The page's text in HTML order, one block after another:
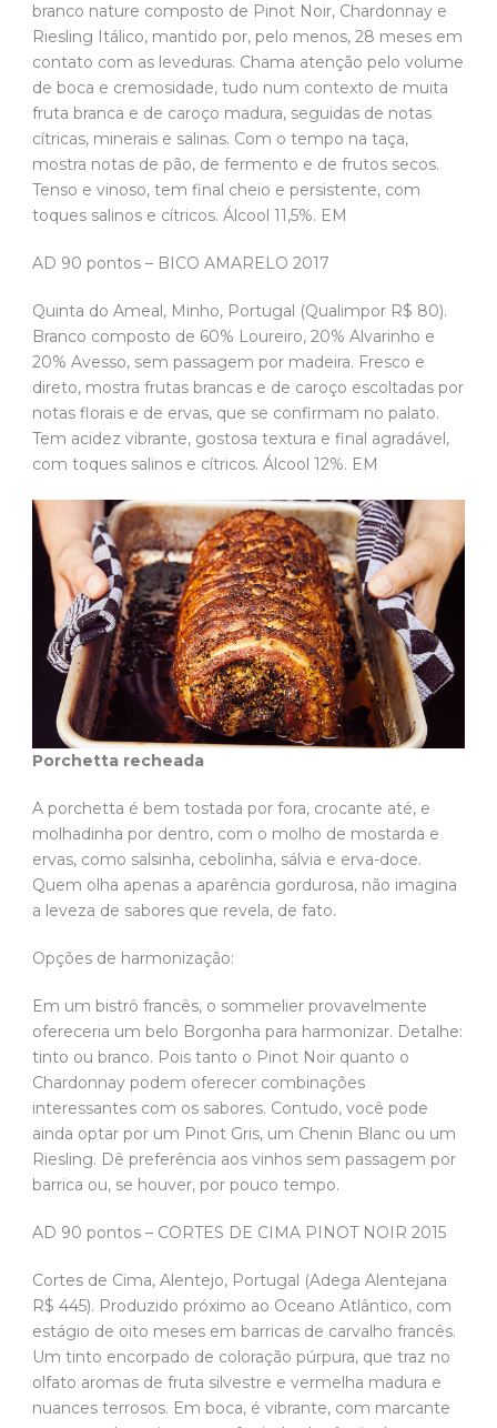
branco nature composto de Pinot Noir, Chardonnay e
Riesling Itálico, mantido por, pelo menos, 28 meses em
contato com as leveduras. Chama atenção pelo volume
de boca e cremosidade, tudo num contexto de muita
fruta branca e de caroço madura, seguidas de notas
cítricas, minerais e salinas. Com o tempo na taça,
mostra notas de pão, de fermento e de frutos secos.
Tenso e vinoso, tem final cheio e persistente, com
toques salinos e cítricos. Álcool 11,5%. EM
AD 90 pontos – BICO AMARELO 2017
Quinta do Ameal, Minho, Portugal (Qualimpor R$ 80).
Branco composto de 60% Loureiro, 20% Alvarinho e
20% Avesso, sem passagem por madeira. Fresco e
direto, mostra frutas brancas e de caroço escoltadas por
notas florais e de ervas, que se confirmam no palato.
Tem acidez vibrante, gostosa textura e final agradável,
com toques salinos e cítricos. Álcool 12%. EM
Porchetta recheada
A porchetta é bem tostada por fora, crocante até, e
molhadinha por dentro, com o molho de mostarda e
ervas, como salsinha, cebolinha, sálvia e erva-doce.
Quem olha apenas a aparência gordurosa, não imagina
a leveza de sabores que revela, de fato.
Opções de harmonização:
Em um bistrô francês, o sommelier provavelmente
ofereceria um belo Borgonha para harmonizar. Detalhe:
tinto ou branco. Pois tanto o Pinot Noir quanto o
Chardonnay podem oferecer combinações
interessantes com os sabores. Contudo, você pode
ainda optar por um Pinot Gris, um Chenin Blanc ou um
Riesling. Dê preferência aos vinhos sem passagem por
barrica ou, se houver, por pouco tempo.
AD 90 pontos – CORTES DE CIMA PINOT NOIR 2015
Cortes de Cima, Alentejo, Portugal (Adega Alentejana
R$ 445). Produzido próximo ao Oceano Atlântico, com
estágio de oito meses em barricas de carvalho francês.
Um tinto encorpado de coloração púrpura, que traz no
olfato aromas de fruta silvestre e vermelha madura e
nuances terrosos. Em boca, é vibrante, com marcante